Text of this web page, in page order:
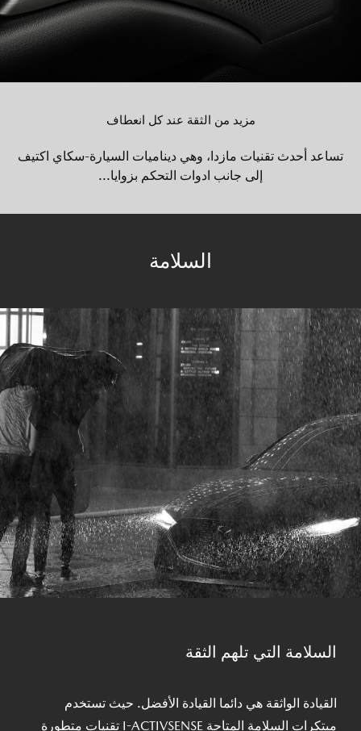
مزيد من الثقة عند كل انعطاف
تساعد أحدث تقنيات مازدا، وهي ديناميات السيارة-سكاي اكتيف
إلى جانب ادوات التحكم بزوايا...
السلامة
السلامة التي تلهم الثقة
القيادة الواثقة هي دائما القيادة الأفضل. حيث تستخدم
مبتكرات السلامة المتاحة I-ACTIVSENSE تقنيات متطورة